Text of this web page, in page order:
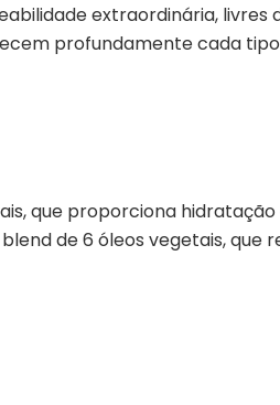
extraordinária, livres
profundamente cada
que proporciona
de 6 óleos vegetais, que